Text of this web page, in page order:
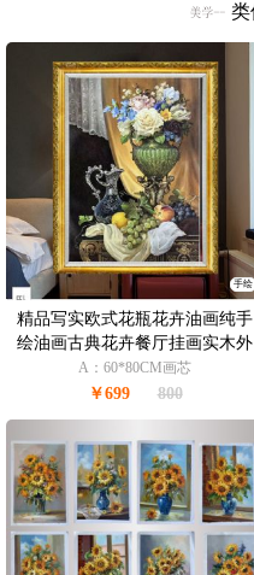
类
手绘
精品写实欧式花瓶花卉油画纯手
绘油画古典花卉餐厅挂画实木外
框
A：60*80CM画芯
￥699 800